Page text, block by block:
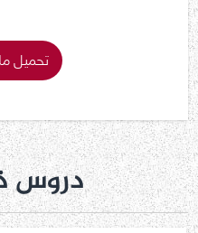
تحميل
دروس